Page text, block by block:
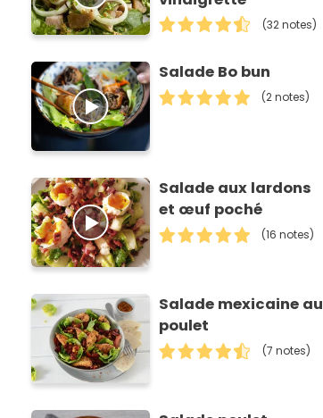
(32 notes)
Salade Bo bun
(2 notes)
Salade aux lardons
et œuf poché
(16 notes)
Salade mexicaine au
poulet
(7 notes)